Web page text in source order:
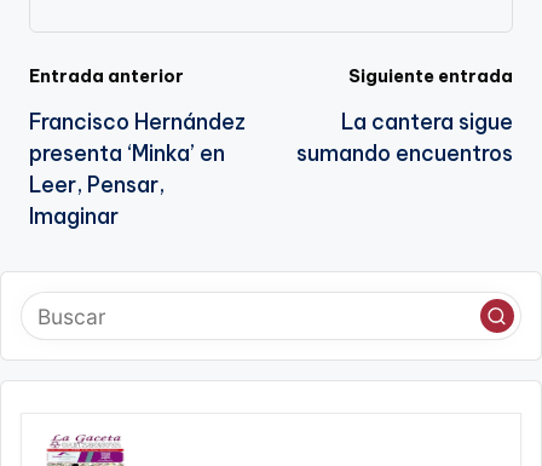
Navegación
de
entradas
Entrada anterior
Francisco Hernández
presenta ‘Minka’ en
Leer, Pensar,
Imaginar
Siguiente entrada
La cantera sigue
sumando encuentros